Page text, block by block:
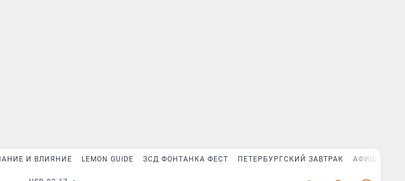
И ВЛИЯНИЕ LEMON GUIDE ЗСД ФОНТАНКА ФЕСТ ПЕТЕРБУРГСКИЙ ЗАВТРАК АФИША PLUS